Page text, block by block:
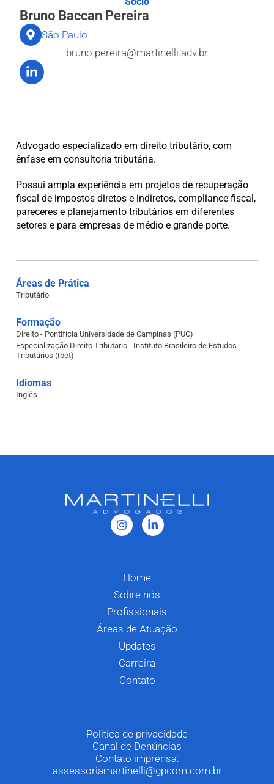
Bruno Baccan Pereira
São Paulo
bruno.pereira@martinelli.adv.br
Advogado especializado em direito tributário, com
ênfase em consultoria tributária.
Possui ampla experiência em projetos de recuperação
fiscal de impostos diretos e indiretos, compliance fiscal,
pareceres e planejamento tributários em diferentes
setores e para empresas de médio e grande porte.
Áreas de Prática
Tributário
Formação
Direito - Pontifícia Universidade de Campinas (PUC)
Especialização Direito Tributário - Instituto Brasileiro de Estudos
Tributários (Ibet)
Idiomas
Inglês
Home
Sobre nós
Profissionais
Áreas de Atuação
Updates
Carreira
Contato
Politica de privacidade
Canal de Denúncias
Contato imprensa:
assessoriamartinelli@gpcom.com.br